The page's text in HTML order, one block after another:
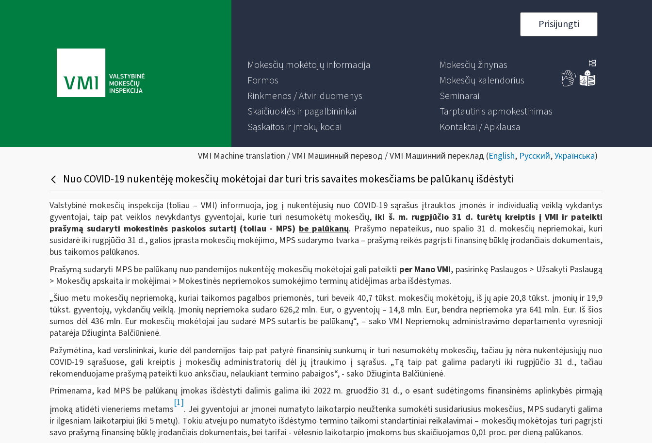
Prisijungti
Mokesčių mokėtojų informacija
Formos
Rinkmenos / Atviri duomenys
Skaičiuoklės ir pagalbininkai
Sąskaitos ir įmokų kodai
Mokesčių žinynas
Mokesčių kalendorius
Seminarai
Tarptautinis apmokestinimas
Kontaktai / Apklausa
VMI Machine translation / VMI Машинный перевод / VMI Машинний переклад (English, Русский,Українська)
Nuo COVID-19 nukentėję mokesčių mokėtojai dar turi tris savaites mokesčiams be palūkanų išdėstyti
Valstybinė mokesčių inspekcija (toliau – VMI) informuoja, jog į nukentėjusių nuo COVID-19 sąrašus įtrauktos įmonės ir individualią veiklą vykdantys
gyventojai, taip pat veiklos nevykdantys gyventojai, kurie turi nesumokėtų mokesčių, iki š. m. rugpjūčio31 d. turėtų kreiptis į VMI ir pateikti
prašymą sudaryti mokestinės paskolos sutartį (toliau - MPS) be palūkanų. Prašymo nepateikus, nuo spalio 31 d. mokesčių nepriemokai, kuri
susidarė iki rugpjūčio 31 d., galios įprasta mokesčių mokėjimo, MPS sudarymo tvarka – prašymą reikės pagrįsti finansinę būklę įrodančiais dokumentais,
bus taikomos palūkanos.
Prašymą sudaryti MPS be palūkanų nuo pandemijos nukentėję mokesčių mokėtojai gali pateikti per Mano VMI, pasirinkę Paslaugos > Užsakyti Paslaugą
> Mokesčių apskaita ir mokėjimai > Mokestinės nepriemokos sumokėjimo terminų atidėjimas arba išdėstymas.
„Šiuo metu mokesčių nepriemoką, kuriai taikomos pagalbos priemonės, turi beveik 40,7 tūkst. mokesčių mokėtojų, iš jų apie 20,8 tūkst. įmonių ir 19,9
tūkst. gyventojų, vykdančių veiklą. Įmonių nepriemoka sudaro 626,2 mln. Eur, o gyventojų – 14,8 mln. Eur, bendra nepriemoka yra 641 mln. Eur. Iš šios
sumos dėl 436 mln. Eur mokesčių mokėtojai jau sudarė MPS sutartis be palūkanų“, – sako VMI Nepriemokų administravimo departamento vyresnioji
patarėja Džiuginta Balčiūnienė.
Pažymėtina, kad verslininkai, kurie dėl pandemijos taip pat patyrė finansinių sunkumų ir turi nesumokėtų mokesčių, tačiau jų nėra nukentėjusiųjų nuo
COVID-19 sąrašuose, gali kreiptis į mokesčių administratorių dėl jų įtraukimo į sąrašus. „Tą taip pat galima padaryti iki rugpjūčio 31 d., tačiau
rekomenduojame prašymą pateikti kuo anksčiau, nelaukiant termino pabaigos“, - sako Džiuginta Balčiūnienė.
Primenama, kad MPS be palūkanų įmokas išdėstyti dalimis galima iki 2022 m. gruodžio 31 d., o esant sudėtingoms finansinėms aplinkybės pirmąją
įmoką atidėti vieneriems metams
[1]
. Jei gyventojui ar įmonei numatyto laikotarpio neužtenka sumokėti susidariusius mokesčius, MPS sudaryti galima
ir ilgesniam laikotarpiui (iki 5 metų). Tokiu atveju po numatyto išdėstymo termino taikomi standartiniai reikalavimai – mokesčių mokėtojas turi pagrįsti
savo prašymą finansinę būklę įrodančiais dokumentais, bei tarifai - vėlesnio laikotarpio įmokoms bus skaičiuojamos 0,01 proc. per dieną palūkanos.